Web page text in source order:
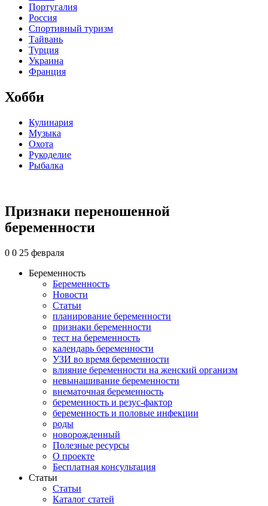
Португалия
Россия
Спортивный туризм
Тайвань
Турция
Украина
Франция
Хобби
Кулинария
Музыка
Охота
Рукоделие
Рыбалка
Признаки переношенной
беременности
0 0 25 февраля
Беременность
Беременность
Новости
Статьи
планирование беременности
признаки беременности
тест на беременность
календарь беременности
УЗИ во время беременности
влияние беременности на женский организм
невынашивание беременности
внематочная беременность
беременность и резус-фактор
беременность и половые инфекции
роды
новорожденный
Полезные ресурсы
О проекте
Бесплатная консультация
Статьи
Статьи
Каталог статей